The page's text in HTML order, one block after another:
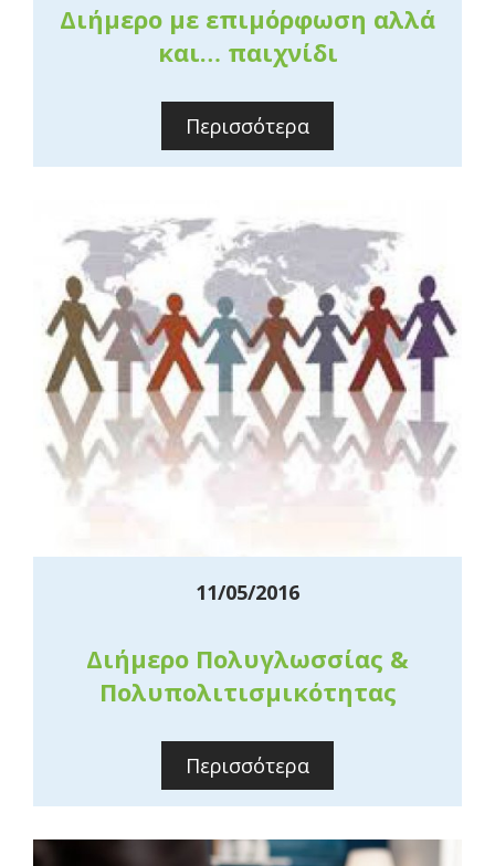
Διήμερο με επιμόρφωση αλλά
και… παιχνίδι
Περισσότερα
11/05/2016
Διήμερο Πολυγλωσσίας &
Πολυπολιτισμικότητας
Περισσότερα